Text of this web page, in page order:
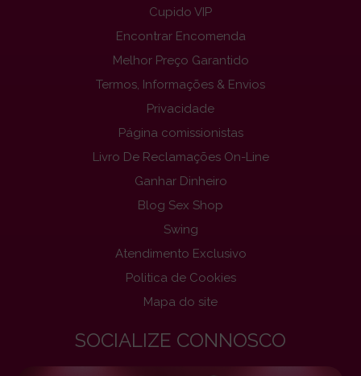
Cupido VIP
Encontrar Encomenda
Melhor Preço Garantido
Termos, Informações & Envios
Privacidade
Página comissionistas
Livro De Reclamações On-Line
Ganhar Dinheiro
Blog Sex Shop
Swing
Atendimento Exclusivo
Politica de Cookies
Mapa do site
SOCIALIZE CONNOSCO